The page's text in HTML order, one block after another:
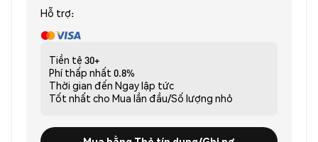
Hỗ trợ:
Tiền tệ 30+
Phí thấp nhất 0.8%
Thời gian đến Ngay lập tức
Tốt nhất cho Mua lần đầu/Số lượng nhỏ